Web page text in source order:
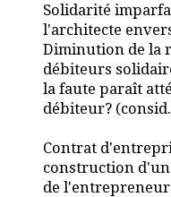
Solidarité
l'architecte
Diminution de la
débiteurs
la faute paraît
débiteur?
Contrat
construction
de